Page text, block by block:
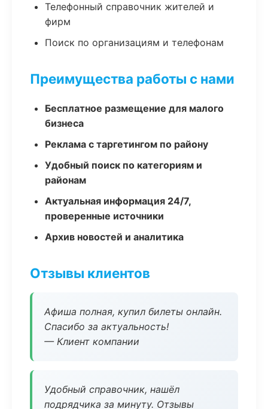
Телефонный справочник жителей и
фирм
Поиск по организациям и телефонам
Преимущества работы с нами
Бесплатное размещение для малого
бизнеса
Реклама с таргетингом по району
Удобный поиск по категориям и
районам
Актуальная информация 24/7,
проверенные источники
Архив новостей и аналитика
Отзывы клиентов
Афиша полная, купил билеты онлайн.
Спасибо за актуальность!
— Клиент компании
Удобный справочник, нашёл
подрядчика за минуту. Отзывы